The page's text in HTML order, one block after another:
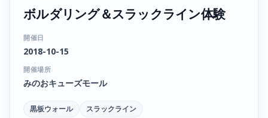
ボルダリング＆スラックライン体験
開催日
2018-10-15
開催場所
みのおキューズモール
黒板ウォール スラックライン